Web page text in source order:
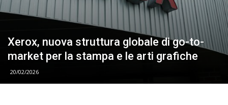
Xerox, nuova struttura globale di go-to-
market per la stampa e le arti grafiche
20/02/2026